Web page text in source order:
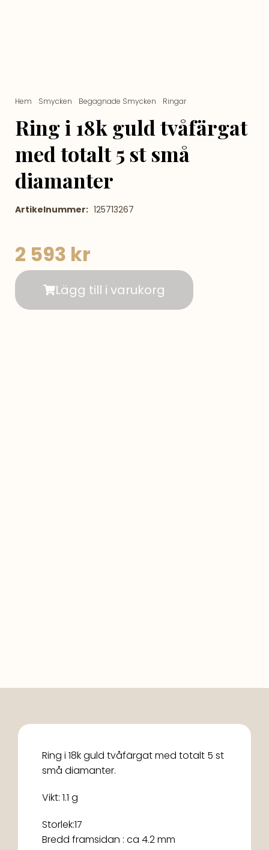
Hem Smycken Begagnade Smycken Ringar/ Ring i 18k guld
Ring i 18k guld tvåfärgat
med totalt 5 st små
diamanter
Artikelnummer: 125713267
2 593 kr
Lägg till i varukorg
Ring i 18k guld tvåfärgat med totalt 5 st
små diamanter.
Vikt: 1.1 g
Storlek:17
Bredd framsidan : ca 4.2 mm